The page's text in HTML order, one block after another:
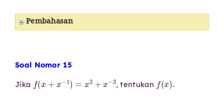
Pembahasan
Soal Nomor 15
Jika
f(x )= x
, tentukan
f(x )